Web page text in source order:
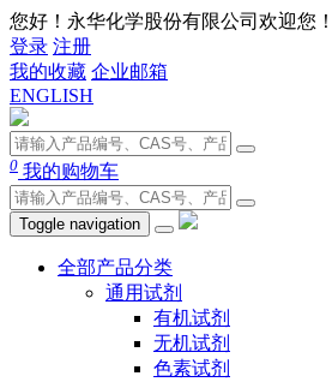
您好！永华化学股份有限公司欢迎您！
登录 注册
我的收藏 企业邮箱
ENGLISH
0 我的购物车
Toggle navigation
全部产品分类
通用试剂
有机试剂
无机试剂
色素试剂